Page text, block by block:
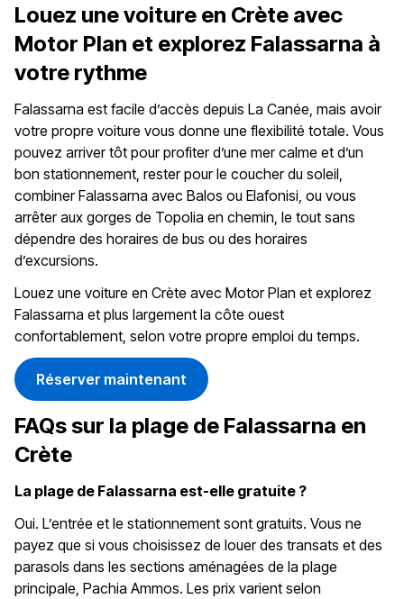
Louez une voiture en Crète avec
Motor Plan et explorez Falassarna à
votre rythme
Falassarna est facile d’accès depuis La Canée, mais avoir
votre propre voiture vous donne une flexibilité totale. Vous
pouvez arriver tôt pour profiter d’une mer calme et d’un
bon stationnement, rester pour le coucher du soleil,
combiner Falassarna avec Balos ou Elafonisi, ou vous
arrêter aux gorges de Topolia en chemin, le tout sans
dépendre des horaires de bus ou des horaires
d’excursions.
Louez une voiture en Crète avec Motor Plan et explorez
Falassarna et plus largement la côte ouest
confortablement, selon votre propre emploi du temps.
Réserver maintenant
FAQs sur la plage de Falassarna en
Crète
La plage de Falassarna est-elle gratuite ?
Oui. L’entrée et le stationnement sont gratuits. Vous ne
payez que si vous choisissez de louer des transats et des
parasols dans les sections aménagées de la plage
principale, Pachia Ammos. Les prix varient selon